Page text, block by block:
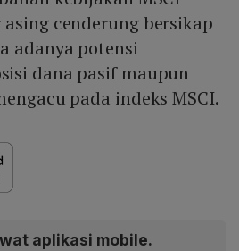
cenderung bersikap
adanya potensi
dana pasif maupun
pada indeks MSCI.
aplikasi mobile.